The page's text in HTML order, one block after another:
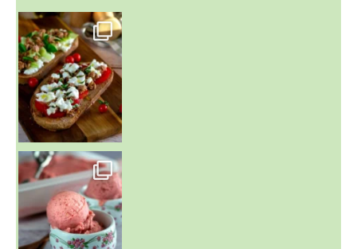
~ NICE CREAM À LA FRAISE ~
Presque un mois que